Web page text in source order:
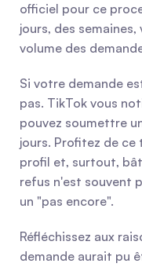
officiel pour ce
jours, des
volume des
Si votre demande
pas. TikTok vous
pouvez soumettre
jours. Profitez de
profil et, surtout,
refus n'est souvent
un "pas encore".
Réfléchissez aux
demande aurait pu